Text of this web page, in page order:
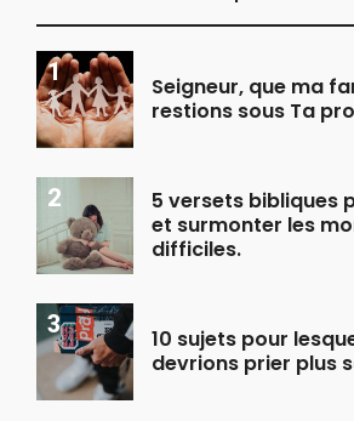
Seigneur, que ma
restions sous Ta
5 versets bibliques
et surmonter les
difficiles.
10 sujets pour
devrions prier plus